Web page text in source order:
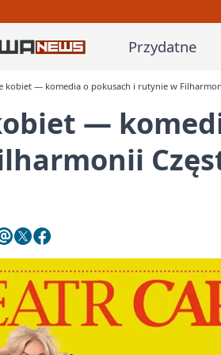
Przydatne
kobiet — komedia o pokusach i rutynie w
—